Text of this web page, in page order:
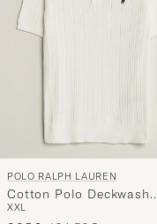
POLO RALPH LAUREN
Cotton Polo Deckwash
White/Navy
XXL